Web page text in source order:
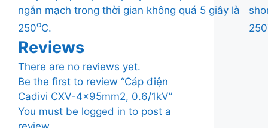
ngắn mạch trong thời gian không quá 5 giây là
250oC.
250
Reviews
There are no reviews yet.
Be the first to review “Cáp điện
Cadivi CXV-4×95mm2, 0.6/1kV”
You must be logged in to post a